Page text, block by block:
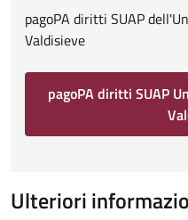
pagoPA diritti SUAP
Valdisieve
pagoPA diritti SUAP
Ulteriori